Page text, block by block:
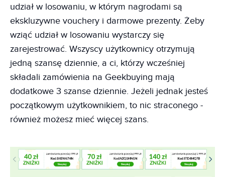
udział w losowaniu, w którym nagrodami są
ekskluzywne vouchery i darmowe prezenty. Żeby
wziąć udział w losowaniu wystarczy się
zarejestrować. Wszyscy użytkownicy otrzymują
jedną szansę dziennie, a ci, którzy wcześniej
składali zamówienia na Geekbuying mają
dodatkowe 3 szanse dziennie. Jeżeli jednak jesteś
początkowym użytkownikiem, to nic straconego -
również możesz mieć więcej szans.